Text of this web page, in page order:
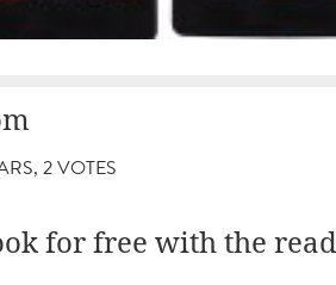
2 VOTES
for free with the